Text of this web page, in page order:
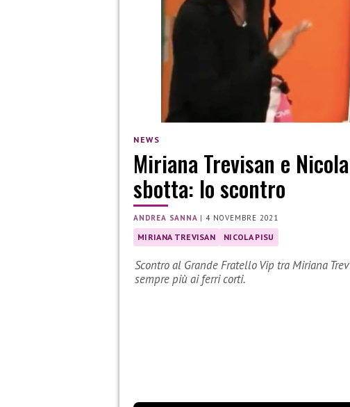
NEWS
Miriana Trevisan e
sbotta: lo scontro
ANDREA SANNA |4 NOVEMBRE 2021
MIRIANA TREVISAN NICOLA PISU
Scontro al Grande Fratello Vip tra Miriana
sempre più ai ferri corti.